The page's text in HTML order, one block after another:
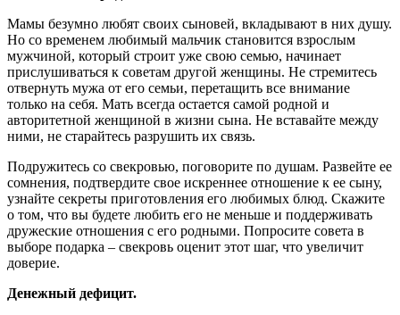
Мамы безумно любят своих сыновей, вкладывают в них душу.
Но со временем любимый мальчик становится взрослым
мужчиной, который строит уже свою семью, начинает
прислушиваться к советам другой женщины. Не стремитесь
отвернуть мужа от его семьи, перетащить все внимание
только на себя. Мать всегда остается самой родной и
авторитетной женщиной в жизни сына. Не вставайте между
ними, не старайтесь разрушить их связь.
Подружитесь со свекровью, поговорите по душам. Развейте ее
сомнения, подтвердите свое искреннее отношение к ее сыну,
узнайте секреты приготовления его любимых блюд. Скажите
о том, что вы будете любить его не меньше и поддерживать
дружеские отношения с его родными. Попросите совета в
выборе подарка – свекровь оценит этот шаг, что увеличит
доверие.
Денежный дефицит.